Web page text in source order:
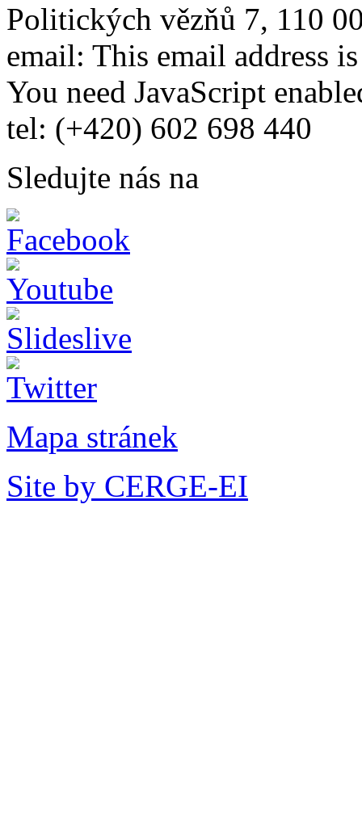
Politických vězňů 7, 110
email: This email address
You need JavaScript
tel: (+420) 602 698 440
Sledujte nás na
Mapa stránek
Site by CERGE-EI